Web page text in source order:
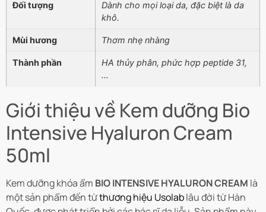
Đối tượng
Dành cho mọi loại da, đặc biệt là da
khô.
Mùi hương Thơm nhẹ nhàng
Thành phần
HA thủy phân, phức hợp peptide 31,
…
Giới thiệu về Kem dưỡng Bio
Intensive Hyaluron Cream
50ml
Kem dưỡng khóa ẩm BIO INTENSIVE HYALURON CREAM là
một sản phẩm đến từthương hiệu Usolablâu đời từ Hàn